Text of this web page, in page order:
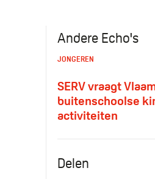
Andere Echo's
JONGEREN
SERV vraagt
buitenschoolse
activiteiten
Delen